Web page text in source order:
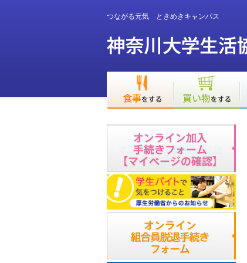
つながる元気 ときめきキャンパス